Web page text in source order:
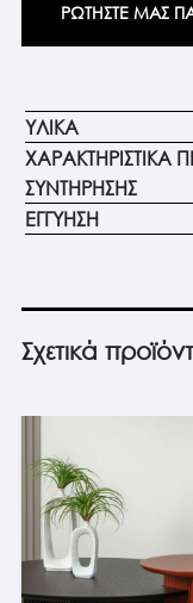
ΡΩΤΗΣΤΕ ΜΑΣ
ΥΛΙΚΑ
ΧΑΡΑΚΤΗΡΙΣΤΙΚΑ
ΣΥΝΤΗΡΗΣΗΣ
ΕΓΓΥΗΣΗ
Σχετικά